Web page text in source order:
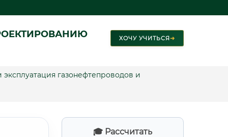
ХОЧУ УЧИТЬСЯ➜
газонефтепроводов и
🎓 Рассчитать